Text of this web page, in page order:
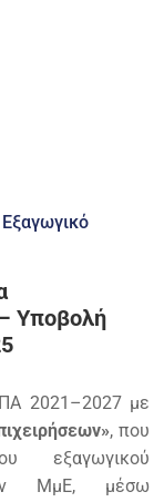
Εξαγωγικό
Υποβολή
2021–2027 με
, που
εξαγωγικού
ΜμΕ, μέσω